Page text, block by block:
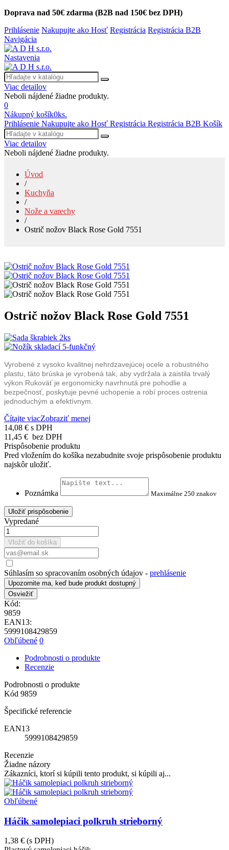
Doprava nad 50€ zdarma (B2B nad 150€ bez DPH)
Prihlásenie Nakupujte ako Hosť Registrácia Registrácia B2B
Navigácia
Nastavenia
Viac detailov
Neboli nájdené žiadne produkty.
0
Nákupný košík0ks.
Prihlásenie Nakupujte ako Hosť Registrácia Registrácia B2B Košík
Viac detailov
Neboli nájdené žiadne produkty.
Úvod
/
Kuchyňa
/
Nože a varechy
/
Ostrič nožov Black Rose Gold 7551
Ostrič nožov Black Rose Gold 7551
Vyrobené z vysoko kvalitnej nehrdzavejúcej ocele a robustného
plastu, táto brúska je vyrobená tak, aby vydržala a zaistila trvalý
výkon. Rukoväť je ergonomicky navrhnutá pre pohodlie a
bezpečnosť, poskytuje pevné uchopenie a robí proces ostrenia
jednoduchým a efektívnym.
Čítajte viacZobraziť menej
14,08 € s DPH
11,45 € bez DPH
Prispôsobenie produktu
Pred vložením do košíka nezabudnite svoje prispôsobenie produktu
najskôr uložiť.
Poznámka Maximálne 250 znakov
Uložiť prispôsobenie
Vypredané
Vložiť do košíka
Súhlasím so spracovaním osobných údajov - prehlásenie
Upozornite ma, keď bude produkt dostupný
Kód:
9859
EAN13:
5999108429859
Obľúbené 0
Podrobnosti o produkte
Recenzie
Podrobnosti o produkte
Kód 9859
Špecifické referencie
EAN13
5999108429859
Recenzie
Žiadne názory
Zákazníci, ktorí si kúpili tento produkt, si kúpili aj...
Obľúbené
Háčik samolepiaci polkruh strieborný
1,38 € (s DPH)